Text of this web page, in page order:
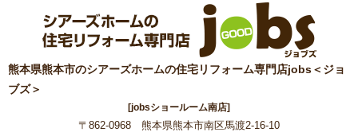
熊本県熊本市のシアーズホームの住宅リフォーム専門店jobs＜ジョ
ブズ＞
[jobsショールーム南店]
〒862-0968 熊本県熊本市南区馬渡2-16-10